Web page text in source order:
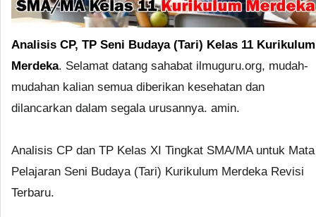
Analisis CP, TP Seni Budaya (Tari) Kelas 11 Kurikulum
Merdeka. Selamat datang sahabat ilmuguru.org, mudah-
mudahan kalian semua diberikan kesehatan dan
dilancarkan dalam segala urusannya. amin.
Analisis CP dan TP Kelas XI Tingkat SMA/MA untuk Mata
Pelajaran Seni Budaya (Tari) Kurikulum Merdeka Revisi
Terbaru.